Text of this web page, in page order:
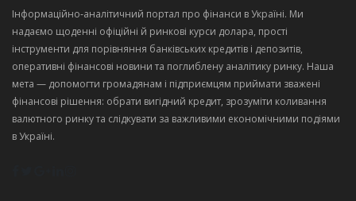
Інформаційно‑аналітичний портал про фінанси в Україні. Ми
надаємо щоденні офіційні й ринкові курси долара, прості
інструменти для порівняння банківських кредитів і депозитів,
оперативні фінансові новини та поглиблену аналітику ринку. Наша
мета — допомогти громадянам і підприємцям приймати зважені
фінансові рішення: обрати вигідний кредит, зрозуміти коливання
валютного ринку та слідкувати за важливими економічними подіями
в Україні.